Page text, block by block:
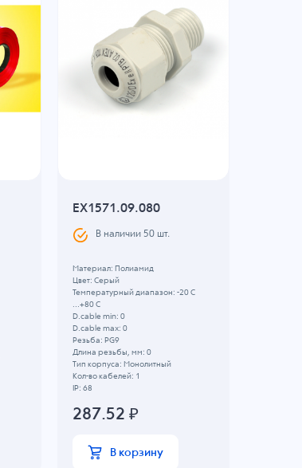
EX1571.09.080
В наличии 50 шт.
Материал: Полиамид
Цвет: Серый
Температурный диапазон: -20 C
...+80 C
D.cable min: 0
D.cable max: 0
Резьба: PG9
Длина резьбы, мм: 0
Тип корпуса: Монолитный
Кол-во кабелей: 1
IP: 68
287.52 ₽
В корзину